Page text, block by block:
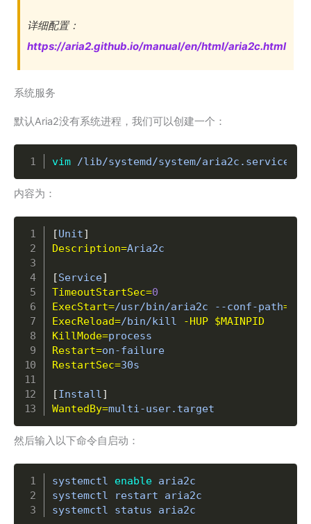
详细配置：
https://aria2.github.io/manual/en/html/aria2c.html
系统服务
默认Aria2没有系统进程，我们可以创建一个：
vim /lib/systemd/system/aria2c.service
Copy
内容为：
[Unit]
Description=Aria2c
[Service]
TimeoutStartSec=0
ExecStart=/usr/bin/aria2c --conf-path=
ExecReload=/bin/kill -HUP $MAINPID
KillMode=
Restart=
RestartSec=30s
[Install ]
WantedBy=multi-user.target
然后输入以下命令自启动：
systemctl enable aria2c
systemctl restart aria2c
systemctl status aria2c